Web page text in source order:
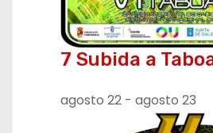
7 Subida a
agosto 22 - agosto 23